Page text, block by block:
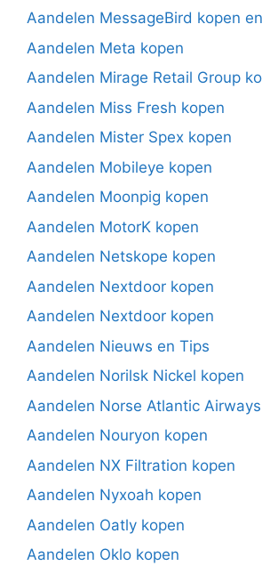
Aandelen MessageBird kopen
Aandelen Meta kopen
Aandelen Mirage Retail Group
Aandelen Miss Fresh kopen
Aandelen Mister Spex kopen
Aandelen Mobileye kopen
Aandelen Moonpig kopen
Aandelen MotorK kopen
Aandelen Netskope kopen
Aandelen Nextdoor kopen
Aandelen Nextdoor kopen
Aandelen Nieuws en Tips
Aandelen Norilsk Nickel kopen
Aandelen Norse Atlantic
Aandelen Nouryon kopen
Aandelen NX Filtration kopen
Aandelen Nyxoah kopen
Aandelen Oatly kopen
Aandelen Oklo kopen